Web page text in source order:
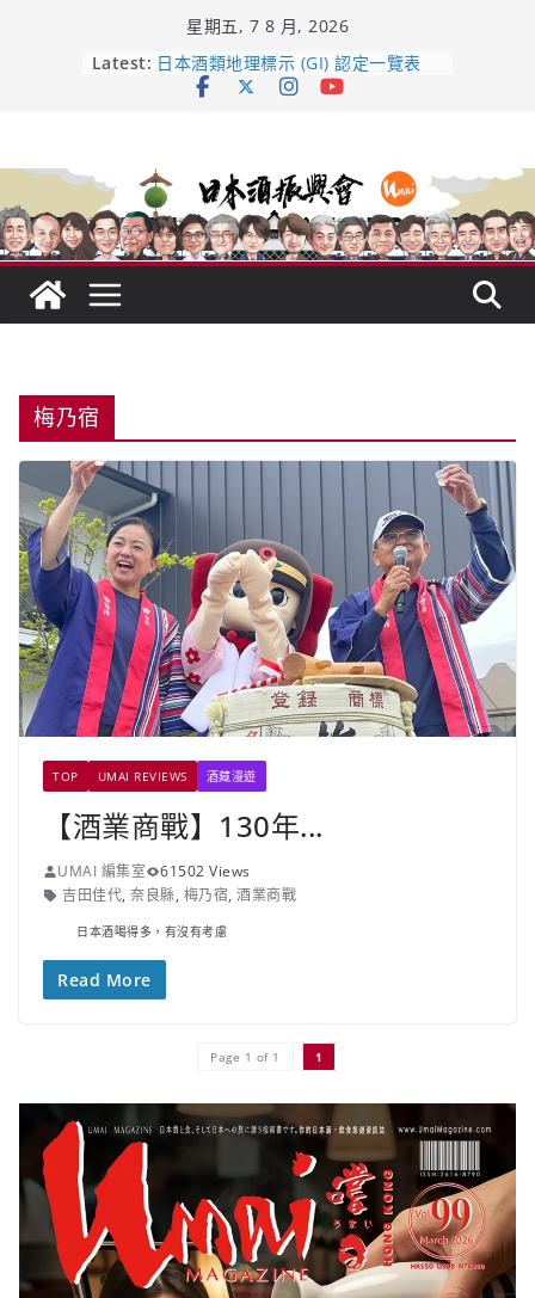
星期五, 7 8 月, 2026
Latest: 吟釀的堅持與傳承 ～ くどき上手
日本酒類地理標示 (GI) 認定一覽表
【酒業商戰】130年老酒藏殺入股票
市場！梅乃宿上市背後的密碼
梅乃宿
TOP UMAI REVIEWS 酒藏漫遊
【酒業商戰】130年...
UMAI 編集室
61502 Views
吉田佳代, 奈良縣, 梅乃宿, 酒業商戰
日本酒喝得多，有沒有考慮
Read More
Page 1 of 1 1